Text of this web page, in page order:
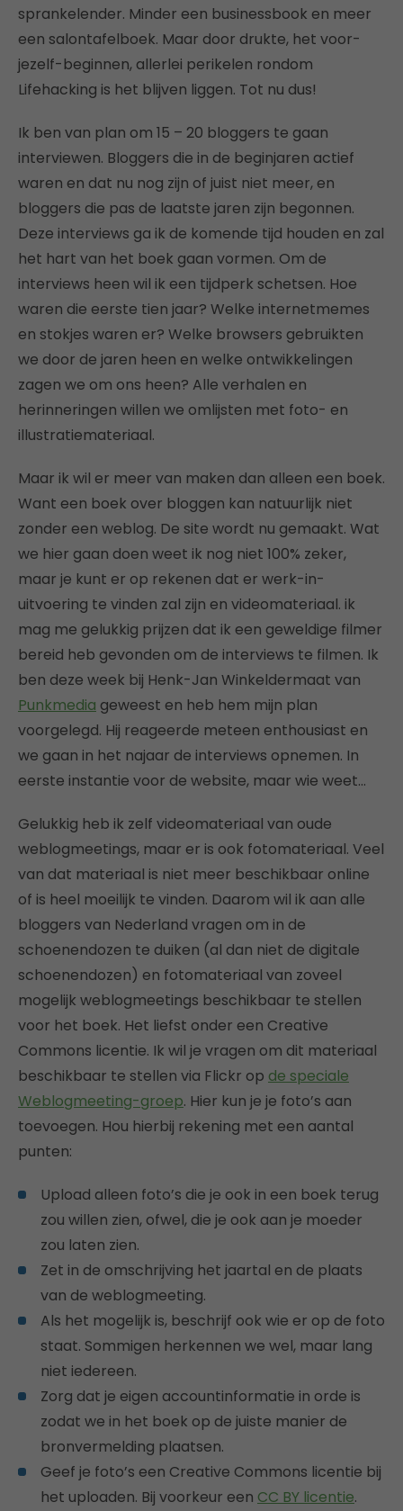
sprankelender. Minder een businessbook en meer
een salontafelboek. Maar door drukte, het voor-
jezelf-beginnen, allerlei perikelen rondom
Lifehacking is het blijven liggen. Tot nu dus!
Ik ben van plan om 15 – 20 bloggers te gaan
interviewen. Bloggers die in de beginjaren actief
waren en dat nu nog zijn of juist niet meer, en
bloggers die pas de laatste jaren zijn begonnen.
Deze interviews ga ik de komende tijd houden en zal
het hart van het boek gaan vormen. Om de
interviews heen wil ik een tijdperk schetsen. Hoe
waren die eerste tien jaar? Welke internetmemes
en stokjes waren er? Welke browsers gebruikten
we door de jaren heen en welke ontwikkelingen
zagen we om ons heen? Alle verhalen en
herinneringen willen we omlijsten met foto- en
illustratiemateriaal.
Maar ik wil er meer van maken dan alleen een boek.
Want een boek over bloggen kan natuurlijk niet
zonder een weblog. De site wordt nu gemaakt. Wat
we hier gaan doen weet ik nog niet 100% zeker,
maar je kunt er op rekenen dat er werk-in-
uitvoering te vinden zal zijn en videomateriaal. ik
mag me gelukkig prijzen dat ik een geweldige filmer
bereid heb gevonden om de interviews te filmen. Ik
ben deze week bij Henk-Jan Winkeldermaat van
Punkmedia geweest en heb hem mijn plan
voorgelegd. Hij reageerde meteen enthousiast en
we gaan in het najaar de interviews opnemen. In
eerste instantie voor de website, maar wie weet…
Gelukkig heb ik zelf videomateriaal van oude
weblogmeetings, maar er is ook fotomateriaal. Veel
van dat materiaal is niet meer beschikbaar online
of is heel moeilijk te vinden. Daarom wil ik aan alle
bloggers van Nederland vragen om in de
schoenendozen te duiken (al dan niet de digitale
schoenendozen) en fotomateriaal van zoveel
mogelijk weblogmeetings beschikbaar te stellen
voor het boek. Het liefst onder een Creative
Commons licentie. Ik wil je vragen om dit materiaal
beschikbaar te stellen via Flickr op de speciale
Weblogmeeting-groep. Hier kun je je foto’s aan
toevoegen. Hou hierbij rekening met een aantal
punten:
Upload alleen foto’s die je ook in een boek terug
zou willen zien, ofwel, die je ook aan je moeder
zou laten zien.
Zet in de omschrijving het jaartal en de plaats
van de weblogmeeting.
Als het mogelijk is, beschrijf ook wie er op de foto
staat. Sommigen herkennen we wel, maar lang
niet iedereen.
Zorg dat je eigen accountinformatie in orde is
zodat we in het boek op de juiste manier de
bronvermelding plaatsen.
Geef je foto’s een Creative Commons licentie bij
het uploaden. Bij voorkeur een CC BY licentie.